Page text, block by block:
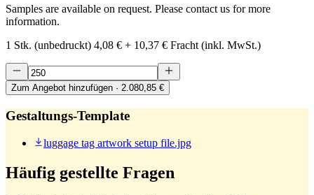
Samples are available on request. Please contact us for more
information.
1 Stk. (unbedruckt) 4,08 € + 10,37 € Fracht (inkl. MwSt.)
Zum Angebot hinzufügen · 2.080,85 €
Gestaltungs-Template
luggage tag artwork setup file.jpg
Häufig gestellte Fragen